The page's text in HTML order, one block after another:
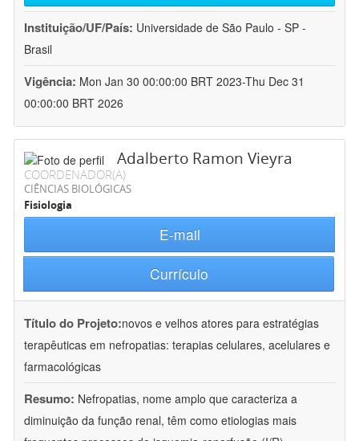
Instituição/UF/País: Universidade de São Paulo - SP -
Brasil
Vigência: Mon Jan 30 00:00:00 BRT 2023-Thu Dec 31
00:00:00 BRT 2026
Adalberto Ramon Vieyra
COORDENADOR(A)
CIÊNCIAS BIOLÓGICAS
Fisiologia
E-mail
Currículo
Título do Projeto:novos e velhos atores para estratégias
terapêuticas em nefropatias: terapias celulares, acelulares e
farmacológicas
Resumo: Nefropatias, nome amplo que caracteriza a
diminuição da função renal, têm como etiologias mais